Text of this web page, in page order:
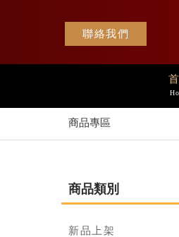
聯絡我們
商品專區
商品類別
新品上架